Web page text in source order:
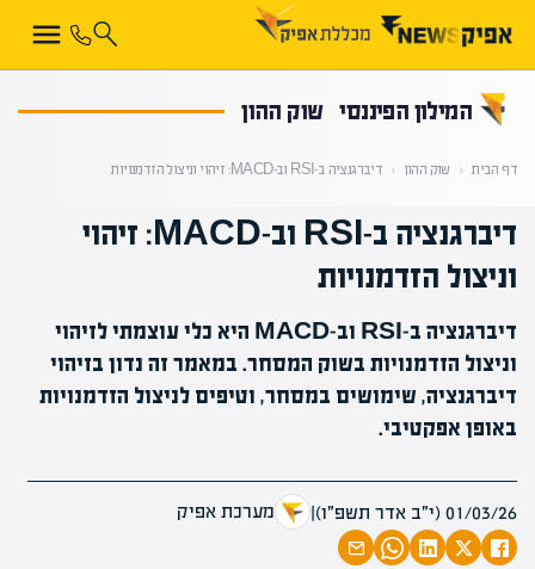
המילון הפיננסי שוק ההון
דף הבית ‹ שוק ההון ‹ דיברגנציה ב-RSI וב-MACD: זיהוי וניצול הזדמנויות
דיברגנציה ב-RSI וב-MACD: זיהוי
וניצול הזדמנויות
דיברגנציה ב-RSI וב-MACD היא כלי עוצמתי לזיהוי
וניצול הזדמנויות בשוק המסחר. במאמר זה נדון בזיהוי
דיברגנציה, שימושים במסחר, וטיפים לניצול הזדמנויות
באופן אפקטיבי.
01/03/26 (י״ב אדר תשפ״ו) | מערכת אפיק